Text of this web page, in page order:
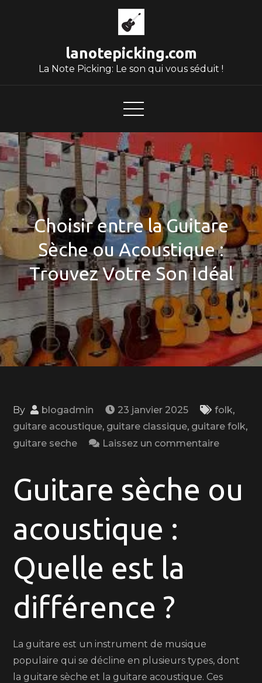
lanotepicking.com
La Note Picking: Le son qui vous séduit !
Choisir entre la Guitare
Sèche ou Acoustique :
Trouvez Votre Son Idéal
By blogadmin 23 janvier 2025 folk,
guitare acoustique, guitare classique, guitare folk,
guitare seche
Laissez un commentaireon
la
Guitare sèche ou
acoustique :
Quelle est la
différence ?
La guitare est un instrument de musique
populaire qui se décline en plusieurs types, dont
la guitare sèche et la guitare acoustique. Ces